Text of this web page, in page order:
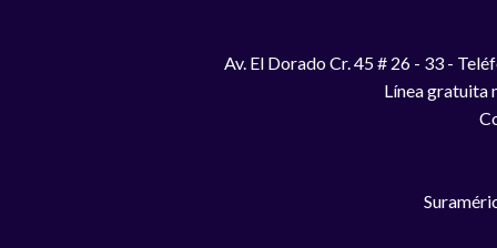
Av. El Dorado Cr. 45 # 26 - 33 -
Línea gratuita